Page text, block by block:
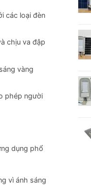
các loại đèn
chịu va đập
vàng
phép người
dụng phổ
vì ánh sáng